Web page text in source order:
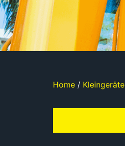
Home/ Kleingeräte